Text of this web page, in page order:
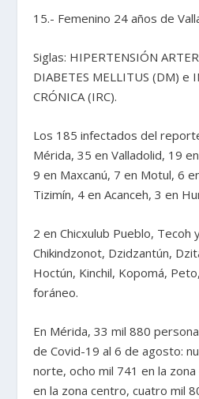
15.- Femenino 24 años de
Siglas: HIPERTENSIÓN
DIABETES MELLITUS (DM) e
CRÓNICA (IRC).
Los 185 infectados del
Mérida, 35 en Valladolid, 19
9 en Maxcanú, 7 en Motul, 6
Tizimín, 4 en Acanceh, 3 en
2 en Chicxulub Pueblo, Tecoh
Chikindzonot, Dzidzantún,
Hoctún, Kinchil, Kopomá,
foráneo.
En Mérida, 33 mil 880
de Covid-19 al 6 de agosto:
norte, ocho mil 741 en la
en la zona centro, cuatro mil